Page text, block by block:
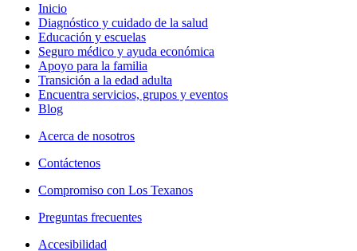
Inicio
Diagnóstico y cuidado de la salud
Educación y escuelas
Seguro médico y ayuda económica
Apoyo para la familia
Transición a la edad adulta
Encuentra servicios, grupos y eventos
Blog
Acerca de nosotros
Contáctenos
Compromiso con Los Texanos
Preguntas frecuentes
Accesibilidad